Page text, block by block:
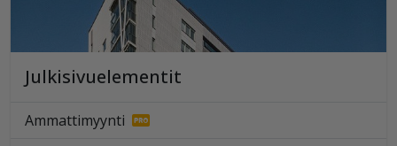
Julkisivuelementit
Ammattimyynti